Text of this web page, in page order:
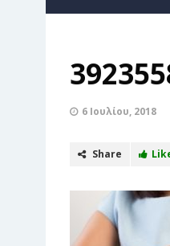
6 Ιουλίου, 2018
Share